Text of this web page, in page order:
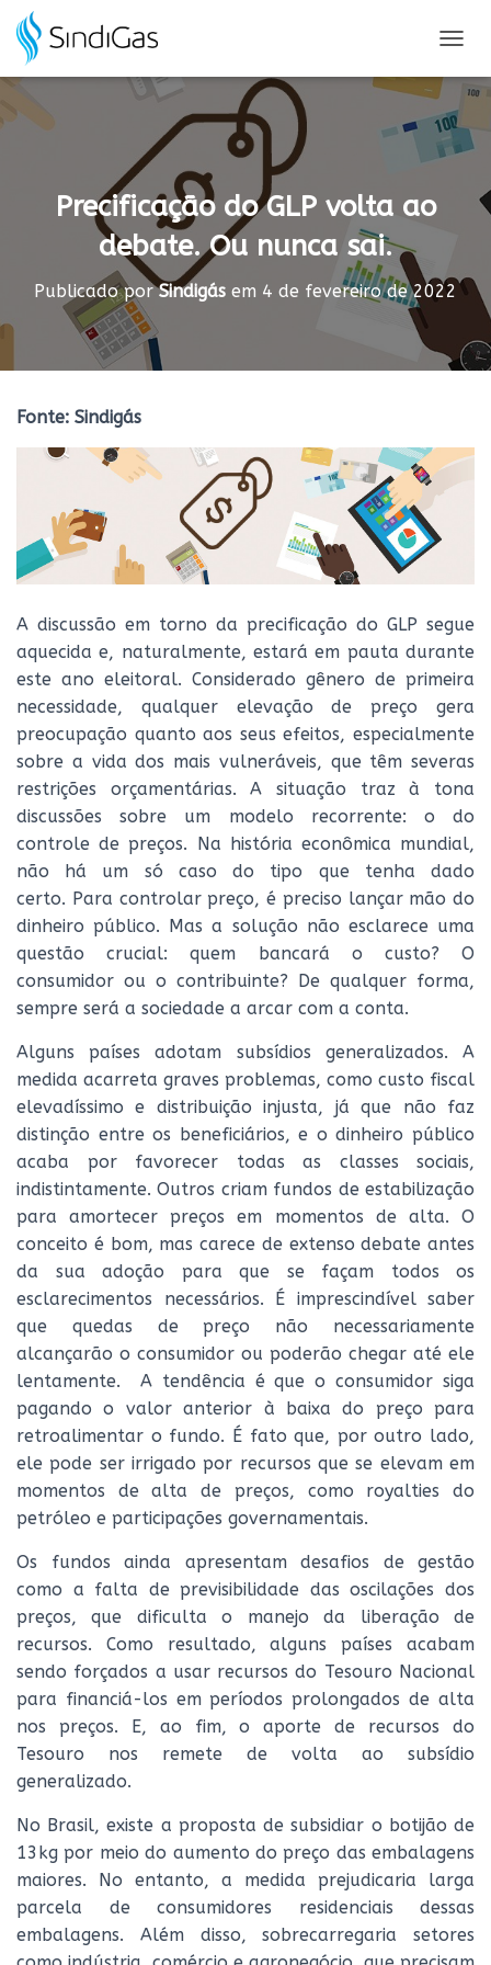
for:
L
E
N
E
Ã
Precificação do GLP volta ao
debate. Ou nunca sai.
Publicado porSindigás em 4 de fevereiro de 2022
Fonte: Sindigás
A discussão em torno da precificação do GLP segue
aquecida e, naturalmente, estará em pauta durante
este ano eleitoral. Considerado gênero de primeira
necessidade, qualquer elevação de preço gera
preocupação quanto aos seus efeitos, especialmente
sobre a vida dos mais vulneráveis, que têm severas
restrições orçamentárias. A situação traz à tona
discussões sobre um modelo recorrente: o do
controle de preços. Na história econômica mundial,
não há um só caso do tipo que tenha dado
certo. Para controlar preço, é preciso lançar mão do
dinheiro público. Mas a solução não esclarece uma
questão crucial: quem bancará o custo? O
consumidor ou o contribuinte? De qualquer forma,
sempre será a sociedade a arcar com a conta.
Alguns países adotam subsídios generalizados. A
medida acarreta graves problemas, como custo fiscal
elevadíssimo e distribuição injusta, já que não faz
distinção entre os beneficiários, e o dinheiro público
acaba por favorecer todas as classes sociais,
indistintamente. Outros criam fundos de estabilização
para amortecer preços em momentos de alta. O
conceito é bom, mas carece de extenso debate antes
da sua adoção para que se façam todos os
esclarecimentos necessários. É imprescindível saber
que quedas de preço não necessariamente
alcançarão o consumidor ou poderão chegar até ele
lentamente. A tendência é que o consumidor siga
pagando o valor anterior à baixa do preço para
retroalimentar o fundo. É fato que, por outro lado,
ele pode ser irrigado por recursos que se elevam em
momentos de alta de preços, como royalties do
petróleo e participações governamentais.
Os fundos ainda apresentam desafios de gestão
como a falta de previsibilidade das oscilações dos
preços, que dificulta o manejo da liberação de
recursos. Como resultado, alguns países acabam
sendo forçados a usar recursos do Tesouro Nacional
para financiá-los em períodos prolongados de alta
nos preços. E, ao fim, o aporte de recursos do
Tesouro nos remete de volta ao subsídio
generalizado.
No Brasil, existe a proposta de subsidiar o botijão de
13kg por meio do aumento do preço das embalagens
maiores. No entanto, a medida prejudicaria larga
parcela de consumidores residenciais dessas
embalagens. Além disso, sobrecarregaria setores